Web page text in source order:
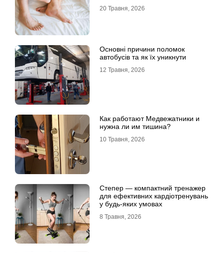
20 Травня, 2026
Основні причини поломок
автобусів та як їх уникнути
12 Травня, 2026
Как работают Медвежатники и
нужна ли им тишина?
10 Травня, 2026
Степер — компактний тренажер
для ефективних кардіотренувань
у будь-яких умовах
8 Травня, 2026